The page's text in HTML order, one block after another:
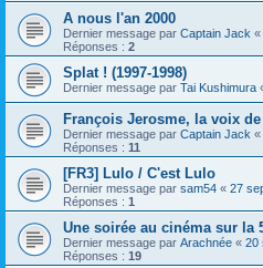
A nous l'an 2000
Dernier message par Captain Jack «
Réponses : 2
Splat ! (1997-1998)
Dernier message par Tai Kushimura
François Jerosme, la voix
Dernier message par Captain Jack «
Réponses : 11
[FR3] Lulo / C'est Lulo
Dernier message par sam54 « 27
Réponses : 1
Une soirée au cinéma sur la
Dernier message par Arachnée « 20
Réponses : 19